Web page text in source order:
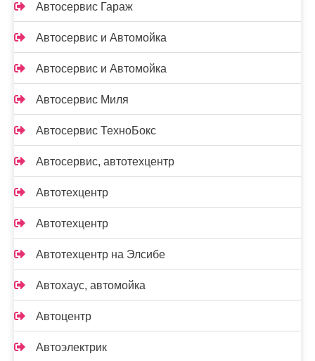
Автосервис Гараж
Автосервис и Автомойка
Автосервис и Автомойка
Автосервис Миля
Автосервис ТехноБокс
Автосервис, автотехцентр
Автотехцентр
Автотехцентр
Автотехцентр на Элсибе
Автохаус, автомойка
Автоцентр
Автоэлектрик